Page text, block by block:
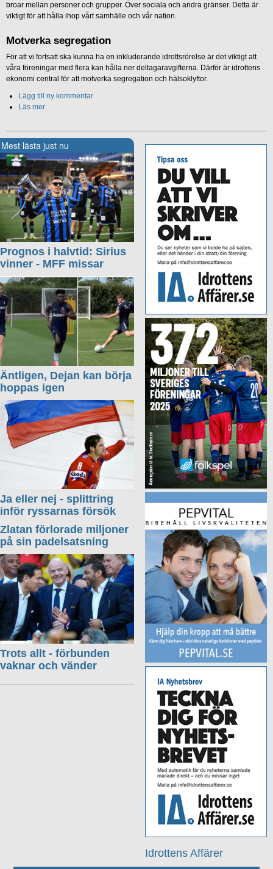
broar mellan personer och grupper. Över sociala och andra gränser. Detta är
viktigt för att hålla ihop vårt samhälle och vår nation.
Motverka segregation
För att vi fortsatt ska kunna ha en inkluderande idrottsrörelse är det viktigt att
våra föreningar med flera kan hålla ner deltagaravgifterna. Därför är idrottens
ekonomi central för att motverka segregation och hälsoklyftor.
Lägg till ny kommentar
Läs mer
Idrottens Affärer
Mest lästa just nu
Prognos i halvtid: Sirius
vinner - MFF missar
Äntligen, Dejan kan börja
hoppas igen
Ja eller nej - splittring
inför ryssarnas försök
Zlatan förlorade miljoner
på sin padelsatsning
Trots allt - förbunden
vaknar och vänder